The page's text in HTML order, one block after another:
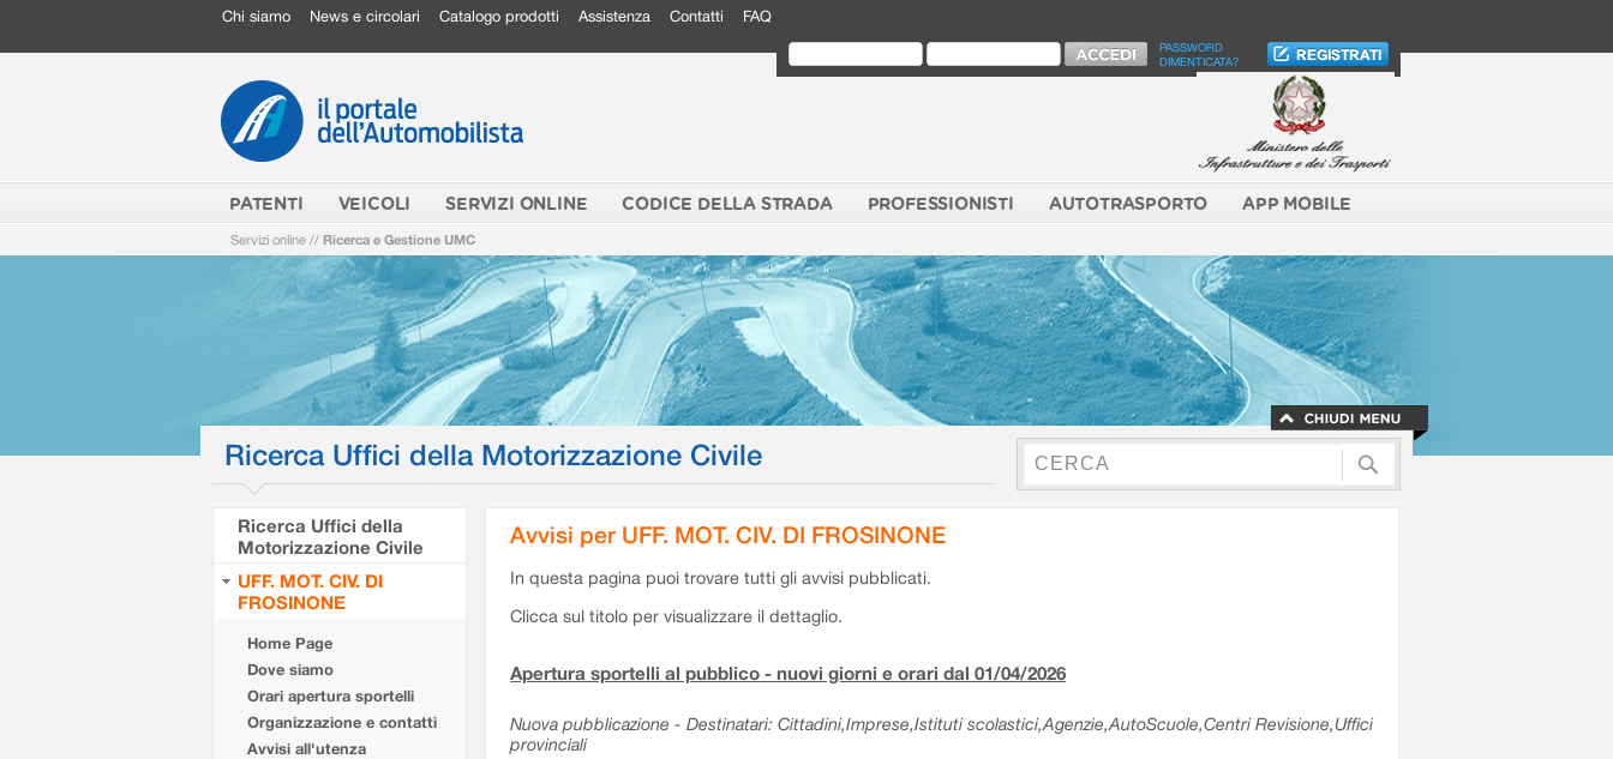
Chi siamo News e circolari Catalogo prodotti Assistenza Contatti FAQ
PASSWORD
DIMENTICATA?
PATENTI VEICOLI SERVIZI ONLINE CODICE DELLA STRADA PROFESSIONISTI AUTOTRASPORTO APP MOBILE
Servizi online // Ricerca e Gestione UMC
Ricerca Uffici della Motorizzazione Civile
Ricerca Uffici della
Motorizzazione Civile
UFF. MOT. CIV. DI
FROSINONE
Home Page
Dove siamo
Orari apertura sportelli
Organizzazione e contatti
Avvisi all'utenza
Avvisi per UFF. MOT. CIV. DI FROSINONE
In questa pagina puoi trovare tutti gli avvisi pubblicati.
Clicca sul titolo per visualizzare il dettaglio.
Apertura sportelli al pubblico - nuovi giorni e orari dal 01/04/2026
Nuova pubblicazione - Destinatari: Cittadini,Imprese,Istituti scolastici,Agenzie,AutoScuole,Centri Revisione,Uffici
provinciali